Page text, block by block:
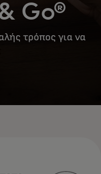
Go®
τρόπος για να